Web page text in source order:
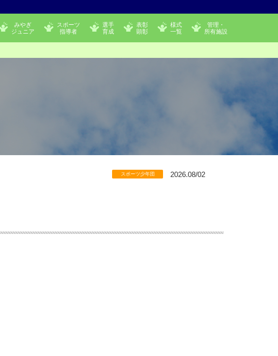
みやぎ
ジュニア
スポーツ
指導者
選手
育成
表彰
顕彰
様式
一覧
管理・
所有施設
スポーツ少年団 2026.08/02